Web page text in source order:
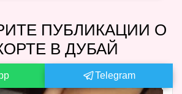
ПУБЛИКАЦИИ О
В ДУБАЙ
Telegram